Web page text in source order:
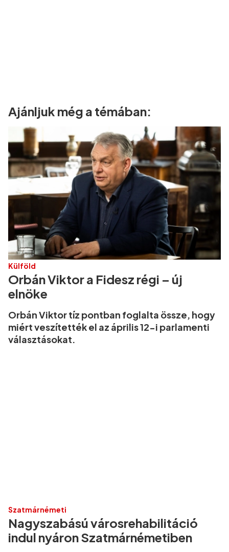
Ajánljuk még a témában:
Külföld
Orbán Viktor a Fidesz régi – új
elnöke
Orbán Viktor tíz pontban foglalta össze, hogy
miért veszítették el az április 12-i parlamenti
választásokat.
Szatmárnémeti
Nagyszabású városrehabilitáció
indul nyáron Szatmárnémetiben